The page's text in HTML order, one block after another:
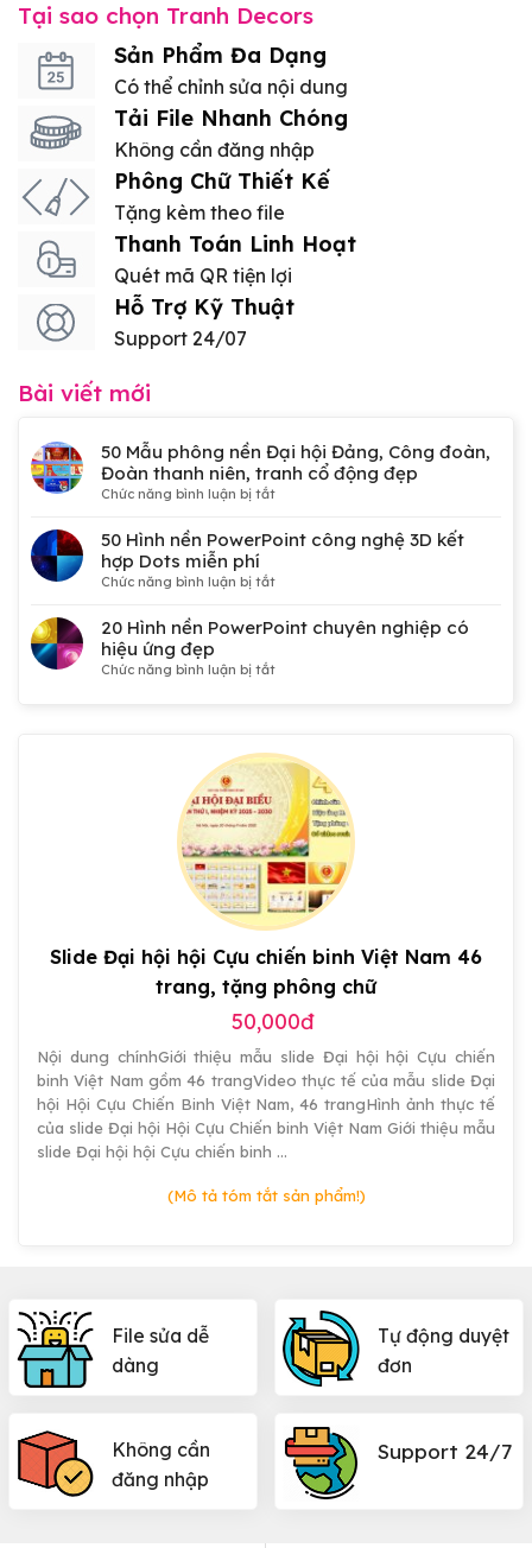
Tại sao chọn Tranh Decors
Sản Phẩm Đa Dạng
Có thể chỉnh sửa nội dung
Tải File Nhanh Chóng
Không cần đăng nhập
Phông Chữ Thiết Kế
Tặng kèm theo file
Thanh Toán Linh Hoạt
Quét mã QR tiện lợi
Hỗ Trợ Kỹ Thuật
Support 24/07
Bài viết mới
50 Mẫu phông nền Đại hội Đảng, Công đoàn,
Đoàn thanh niên, tranh cổ động đẹp
Chức năng bình luận bị tắtở
Mẫu
Đảng,
tranh
cổ
động
đẹp
50 Hình nền PowerPoint công nghệ 3D kết
hợp Dots miễn phí
Chức năng bình luận bị tắtở
Hình
hợp
Dots
miễn
phí
20 Hình nền PowerPoint chuyên nghiệp có
hiệu ứng đẹp
Chức năng bình luận bị tắtở
PowerPoint
chuyên
nghiệp
có
hiệu
ứng
đẹp
Slide Đại hội hội Cựu chiến binh Việt Nam 46
trang, tặng phông chữ
50,000đ
Nội dung chínhGiới thiệu mẫu slide Đại hội hội Cựu chiến
binh Việt Nam gồm 46 trangVideo thực tế của mẫu slide Đại
hội Hội Cựu Chiến Binh Việt Nam, 46 trangHình ảnh thực tế
của slide Đại hội Hội Cựu Chiến binh Việt Nam Giới thiệu mẫu
slide Đại hội hội Cựu chiến binh …
(Mô tả tóm tắt sản phẩm!)
File sửa dễ
dàng
Tự động duyệt
đơn
Không cần
đăng nhập
Support 24/7